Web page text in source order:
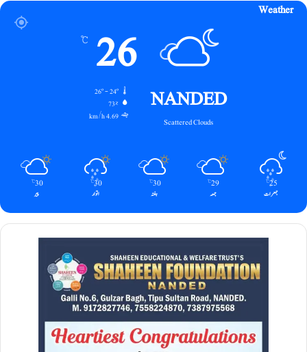
Weather
NANDED
Scattered Clouds
26
℃
26º - 24º
73%
4.69 km/h
25
℃
جمعرات
29
℃
جمعہ
30
℃
ہفتہ
30
℃
اتوار
30
℃
پیر